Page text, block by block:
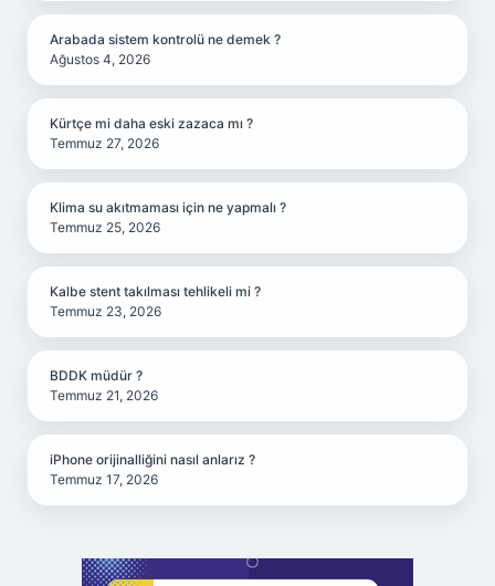
Arabada sistem kontrolü ne demek ?
Ağustos 4, 2026
Kürtçe mi daha eski zazaca mı ?
Temmuz 27, 2026
Klima su akıtmaması için ne yapmalı ?
Temmuz 25, 2026
Kalbe stent takılması tehlikeli mi ?
Temmuz 23, 2026
BDDK müdür ?
Temmuz 21, 2026
iPhone orijinalliğini nasıl anlarız ?
Temmuz 17, 2026